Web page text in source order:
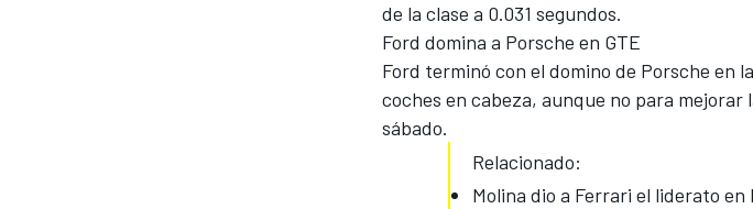
de la clase a 0.031 segundos.
Ford domina a Porsche en GTE
Ford terminó con el domino de Porsche en
coches en cabeza, aunque no para
sábado.
Relacionado:
Molina dio a Ferrari el liderato